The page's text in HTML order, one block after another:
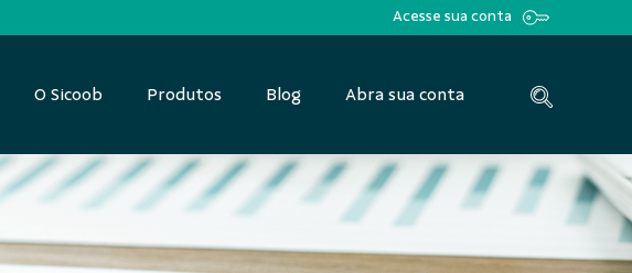
Acesse sua conta
O Sicoob Produtos Blog Abra sua conta